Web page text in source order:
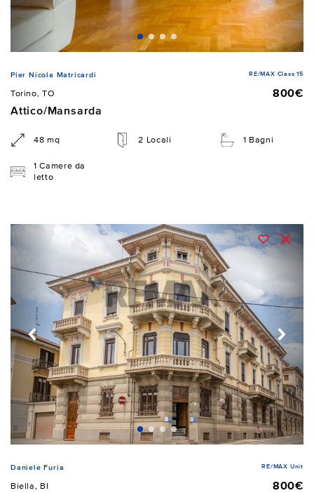
Pier Nicola Matricardi RE/MAX Class 15
Torino, TO
800€
Attico/Mansarda
48 mq 2 Locali 1 Bagni
1 Camere da
letto
Daniele Furia RE/MAX Unit
Biella, BI
800€